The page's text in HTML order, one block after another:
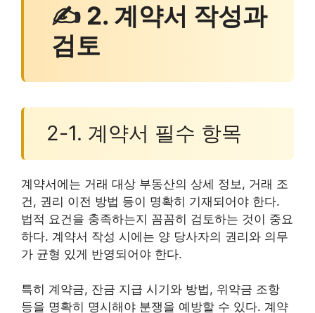
✍ 2. 계약서 작성과
검토
2-1. 계약서 필수 항목
계약서에는 거래 대상 부동산의 상세 정보, 거래 조
건, 권리 이전 방법 등이 명확히 기재되어야 한다.
법적 요건을 충족하는지 꼼꼼히 검토하는 것이 중요
하다. 계약서 작성 시에는 양 당사자의 권리와 의무
가 균형 있게 반영되어야 한다.
특히 계약금, 잔금 지급 시기와 방법, 위약금 조항
등을 명확히 명시해야 분쟁을 예방할 수 있다. 계약